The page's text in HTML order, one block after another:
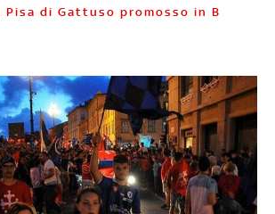
Pisa di Gattuso promosso in B